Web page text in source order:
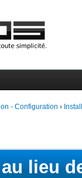
- Configuration ›
lieu